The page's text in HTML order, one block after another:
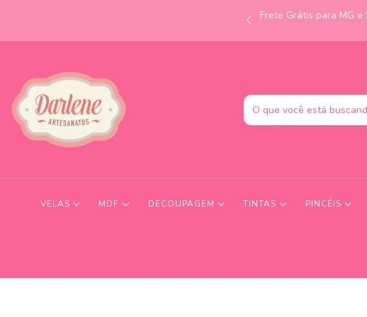
Frete Grátis para MG
VELAS MDF DECOUPAGEM TINTAS PINCÉIS